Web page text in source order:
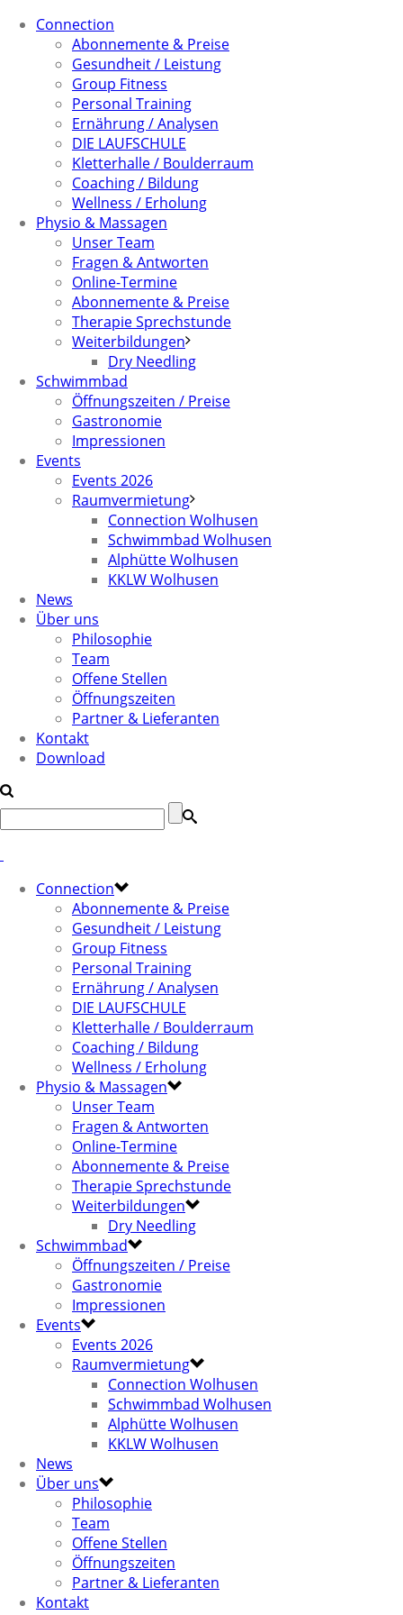
Connection
Abonnemente & Preise
Gesundheit / Leistung
Group Fitness
Personal Training
Ernährung / Analysen
DIE LAUFSCHULE
Kletterhalle / Boulderraum
Coaching / Bildung
Wellness / Erholung
Physio & Massagen
Unser Team
Fragen & Antworten
Online-Termine
Abonnemente & Preise
Therapie Sprechstunde
Weiterbildungen
Dry Needling
Schwimmbad
Öffnungszeiten / Preise
Gastronomie
Impressionen
Events
Events 2026
Raumvermietung
Connection Wolhusen
Schwimmbad Wolhusen
Alphütte Wolhusen
KKLW Wolhusen
News
Über uns
Philosophie
Team
Offene Stellen
Öffnungszeiten
Partner & Lieferanten
Kontakt
Download
Connection
Abonnemente & Preise
Gesundheit / Leistung
Group Fitness
Personal Training
Ernährung / Analysen
DIE LAUFSCHULE
Kletterhalle / Boulderraum
Coaching / Bildung
Wellness / Erholung
Physio & Massagen
Unser Team
Fragen & Antworten
Online-Termine
Abonnemente & Preise
Therapie Sprechstunde
Weiterbildungen
Dry Needling
Schwimmbad
Öffnungszeiten / Preise
Gastronomie
Impressionen
Events
Events 2026
Raumvermietung
Connection Wolhusen
Schwimmbad Wolhusen
Alphütte Wolhusen
KKLW Wolhusen
News
Über uns
Philosophie
Team
Offene Stellen
Öffnungszeiten
Partner & Lieferanten
Kontakt